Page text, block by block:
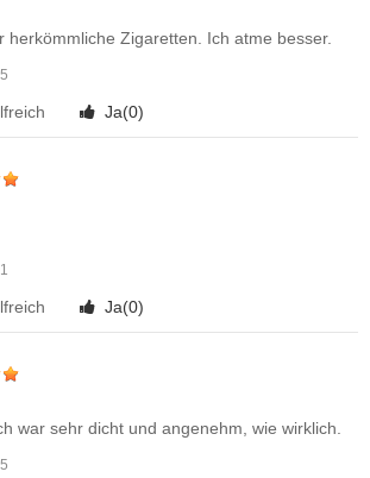
herkömmliche Zigaretten. Ich atme besser.
Ja(0)
Ja(0)
war sehr dicht und angenehm, wie wirklich.